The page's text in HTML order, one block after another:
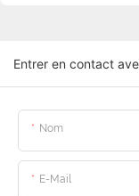
Entrer en contact
Nom
E-Mail